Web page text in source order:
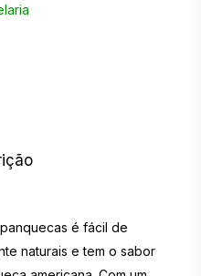
é fácil de
naturais e tem o sabor